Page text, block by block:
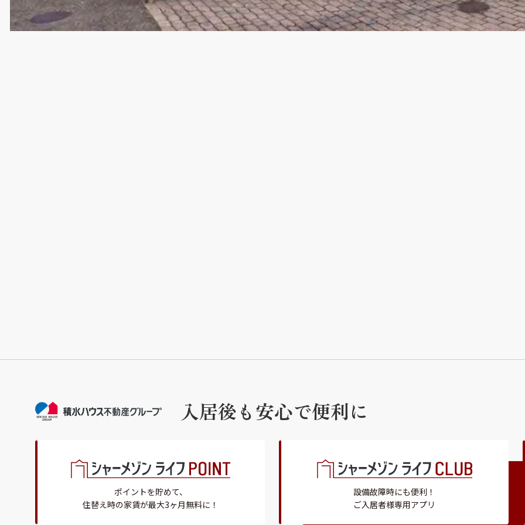
入居後も安心で便利に
ポイントを貯めて、
住替え時の家賃が最大3ヶ月無料に！
設備故障時にも便利！
ご入居者様専用アプリ